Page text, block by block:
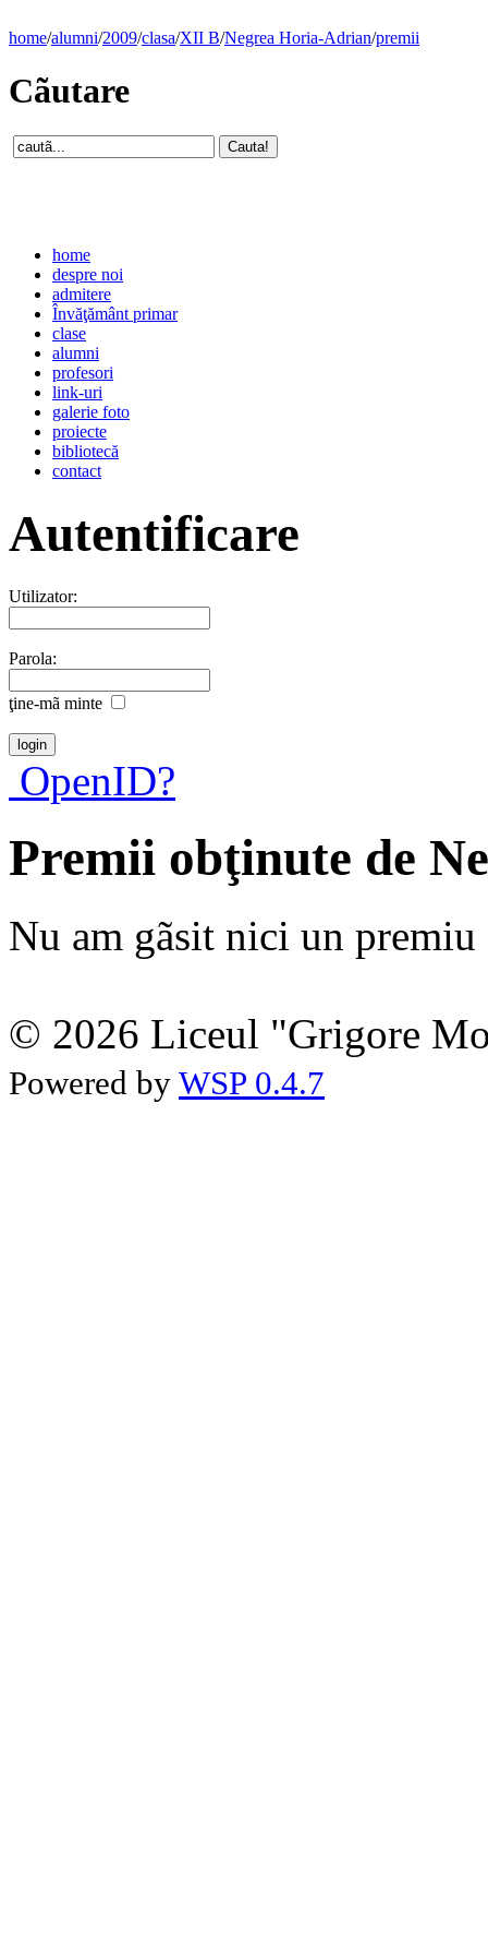
home/alumni/2009/clasa/XII B/Negrea Horia-Adrian/premii
Cãutare
home
despre noi
admitere
Învăţământ primar
clase
alumni
profesori
link-uri
galerie foto
proiecte
bibliotecă
contact
Autentificare
Utilizator:
Parola:
ţine-mã minte
OpenID?
Premii obţinute de
Nu am gãsit nici un premiu
© 2026 Liceul "Grigore
Powered by WSP 0.4.7